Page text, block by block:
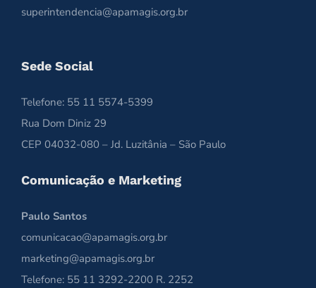
superintendencia@apamagis.org.br
Sede Social
Telefone: 55 11 5574-5399
Rua Dom Diniz 29
CEP 04032-080 – Jd. Luzitânia – São Paulo
Comunicação e Marketing
Paulo Santos
comunicacao@apamagis.org.br
marketing@apamagis.org.br
Telefone: 55 11 3292-2200 R. 2252